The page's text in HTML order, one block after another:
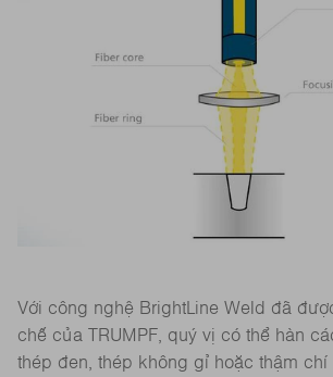
Với công nghệ BrightLine Weld đã
chế của TRUMPF, quý vị có thể hàn
thép đen, thép không gỉ hoặc thậm chí